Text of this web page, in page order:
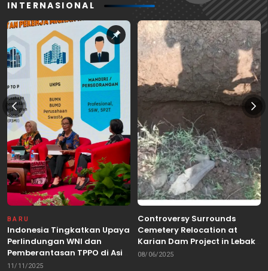
INTERNASIONAL
BARU
Indonesia Tingkatkan Upaya
Perlindungan WNI dan
Pemberantasan TPPO di Asia
Tenggara
11/11/2025
Controversy Surrounds
Cemetery Relocation at
Karian Dam Project in Lebak,
Banten
08/06/2025